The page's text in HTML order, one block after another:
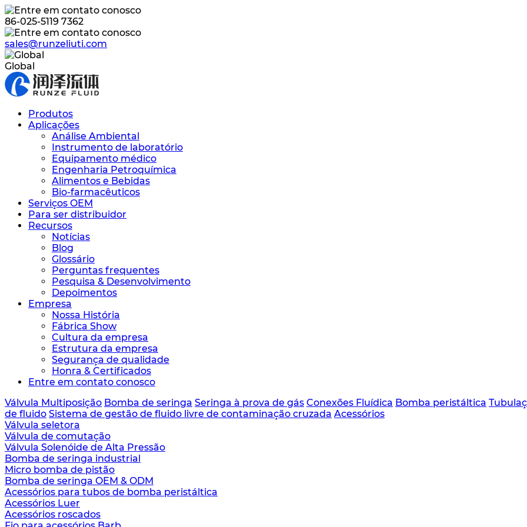
86-025-5119 7362
sales@runzeliuti.com
Global
Produtos
Aplicações
Análise Ambiental
Instrumento de laboratório
Equipamento médico
Engenharia Petroquímica
Alimentos e Bebidas
Bio-farmacêuticos
Serviços OEM
Para ser distribuidor
Recursos
Notícias
Blog
Glossário
Perguntas frequentes
Pesquisa & Desenvolvimento
Depoimentos
Empresa
Nossa História
Fábrica Show
Cultura da empresa
Estrutura da empresa
Segurança de qualidade
Honra & Certificados
Entre em contato conosco
Válvula Multiposição Bomba de seringa Seringa à prova de gás Conexões Fluídica Bomba peristáltica
de fluido Sistema de gestão de fluido livre de contaminação cruzada Acessórios
Válvula seletora
Válvula de comutação
Válvula Solenóide de Alta Pressão
Bomba de seringa industrial
Micro bomba de pistão
Bomba de seringa OEM & ODM
Acessórios para tubos de bomba peristáltica
Acessórios Luer
Acessórios roscados